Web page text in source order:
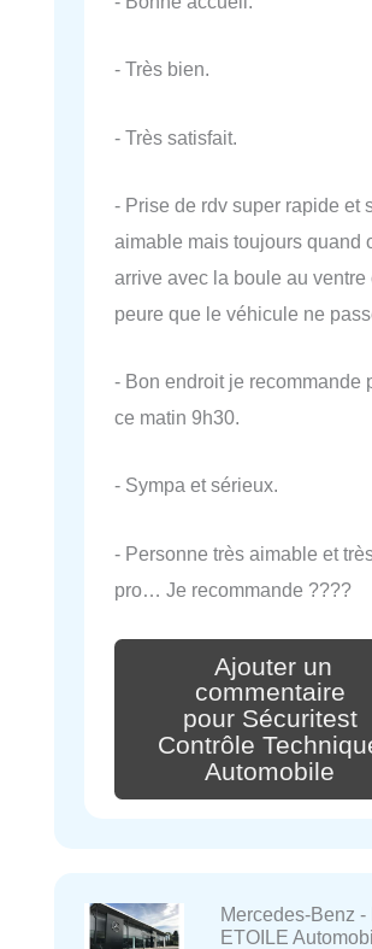
- Très bien.
- Très satisfait.
- Prise de rdv super rapide et
aimable mais toujours quand
arrive avec la boule au ventre
peure que le véhicule ne
- Bon endroit je recommande
ce matin 9h30.
- Sympa et sérieux.
- Personne très aimable et
pro… Je recommande ????
Ajouter un
commentaire
pour Sécuritest
Contrôle
Automobile
Mercedes-Benz -
ETOILE